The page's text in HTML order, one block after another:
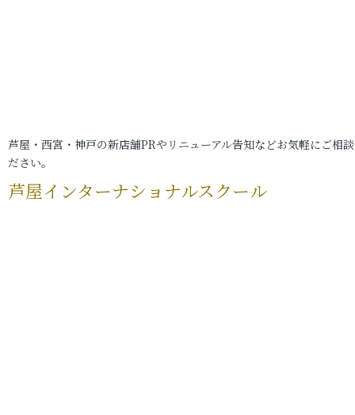
芦屋・西宮・神戸の新店舗PRやリニューアル告知などお気軽にご相
ださい。
芦屋インターナショナルスクール